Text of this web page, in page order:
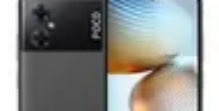
Univers Gamers
Tendances Gaming
Équipement Gamer Genres de
TendancesPsychologie et Sociologie
Univers Gamers